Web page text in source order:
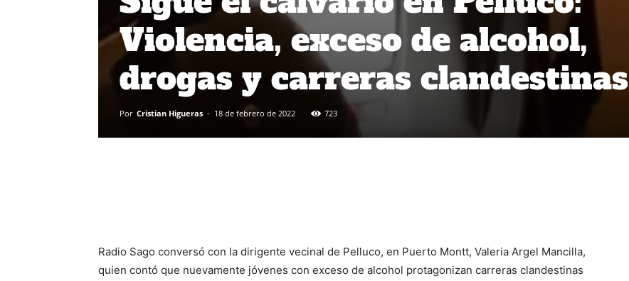
Violencia, exceso de alcohol,
drogas y carreras clandestinas
Por Cristian Higueras - 18 de febrero de 2022 723
Radio Sago conversó con la dirigente vecinal de Pelluco, en Puerto Montt, Valeria Argel Mancilla,
quien contó que nuevamente jóvenes con exceso de alcohol protagonizan carreras clandestinas